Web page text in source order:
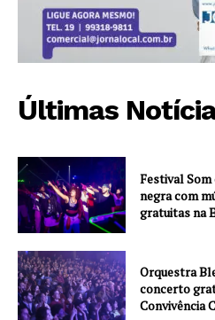
Últimas
Festival
negra com
gratuitas na
Orquestra
concerto
Convivência